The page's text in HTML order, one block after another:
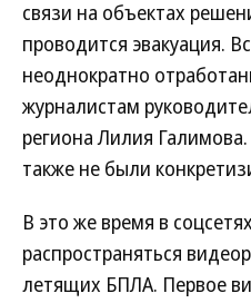
связи на объектах
проводится эвакуация.
неоднократно
журналистам
региона Лилия
также не были
В это же время в
распространяться
летящих БПЛА. Первое